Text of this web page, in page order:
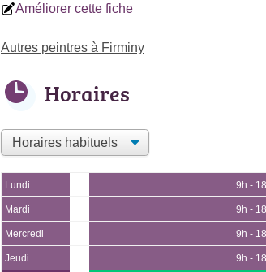
Améliorer cette fiche
Autres peintres à Firminy
Horaires
Lundi 9h -
Mardi 9h -
Mercredi 9h -
Jeudi 9h -